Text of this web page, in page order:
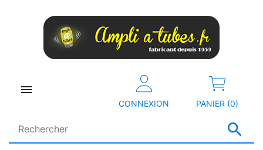


CONNEXION PANIER (0)